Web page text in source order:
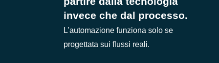
invece che dal processo.
L’automazione funziona solo se
progettata sui flussi reali.